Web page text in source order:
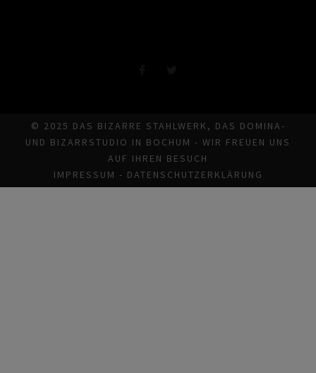
© 2025 DAS BIZARRE STAHLWERK, DAS DOMINA-
UND BIZARRSTUDIO IN BOCHUM - WIR FREUEN UNS
AUF IHREN BESUCH
IMPRESSUM - DATENSCHUTZERKLÄRUNG